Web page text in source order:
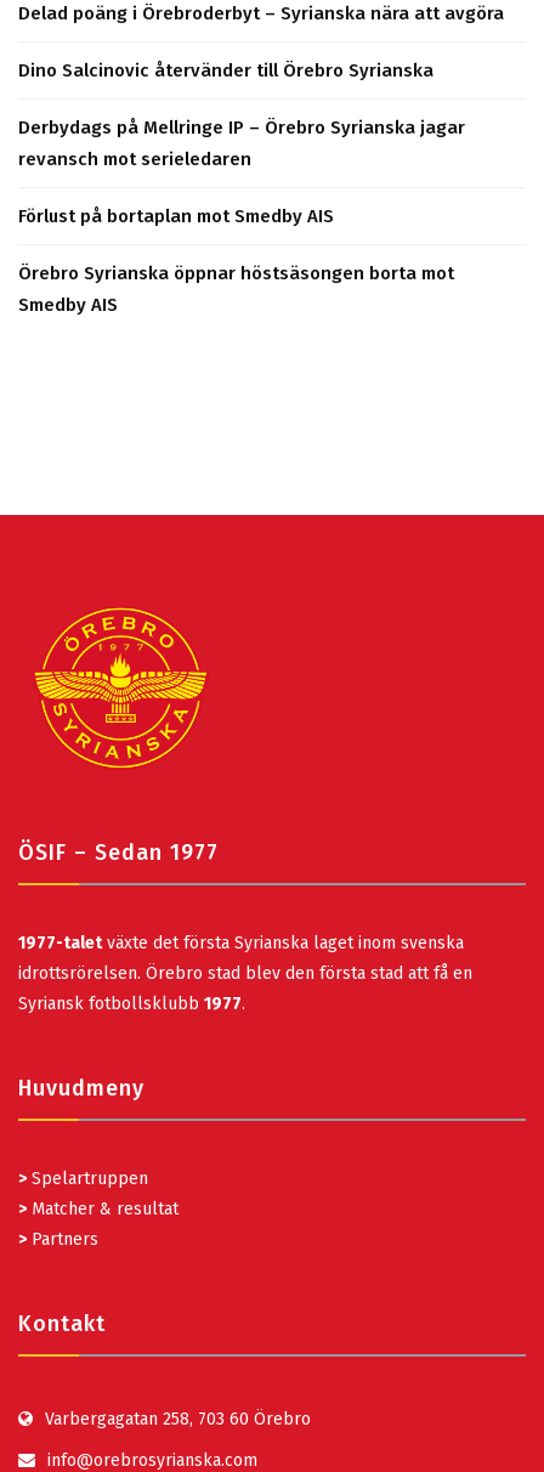
Delad poäng i Örebroderbyt – Syrianska nära att avgöra
Dino Salcinovic återvänder till Örebro Syrianska
Derbydags på Mellringe IP – Örebro Syrianska jagar
revansch mot serieledaren
Förlust på bortaplan mot Smedby AIS
Örebro Syrianska öppnar höstsäsongen borta mot
Smedby AIS
ÖSIF – Sedan 1977
1977-taletväxte det första Syrianska laget inom svenska
idrottsrörelsen. Örebro stad blev den första stad att få en
Syriansk fotbollsklubb 1977.
Huvudmeny
> Spelartruppen
> Matcher & resultat
> Partners
Kontakt
Varbergagatan 258, 703 60 Örebro
info@orebrosyrianska.com